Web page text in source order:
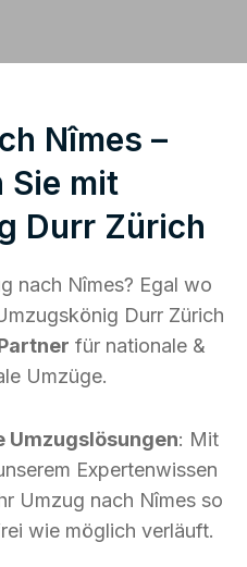
Nîmes –
Sie mit
Durr Zürich
nach Nîmes? Egal wo
Durr Zürich
für nationale &
Umzüge.
Umzugslösungen: Mit
Expertenwissen
Umzug nach Nîmes so
wie möglich verläuft.